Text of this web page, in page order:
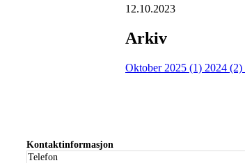
12.10.2023
Arkiv
Oktober 2025 (1) 2024 (2)
Kontaktinformasjon
Telefon